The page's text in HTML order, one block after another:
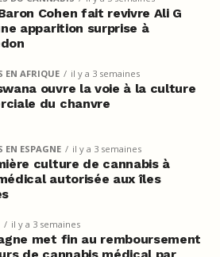
Cohen fait revivre Ali G
apparition surprise à
EN AFRIQUE il y a 3 semaines
ouvre la voie à la culture
du chanvre
EN ESPAGNE il y a 3 semaines
culture de cannabis à
autorisée aux îles
il y a 3 semaines
met fin au remboursement